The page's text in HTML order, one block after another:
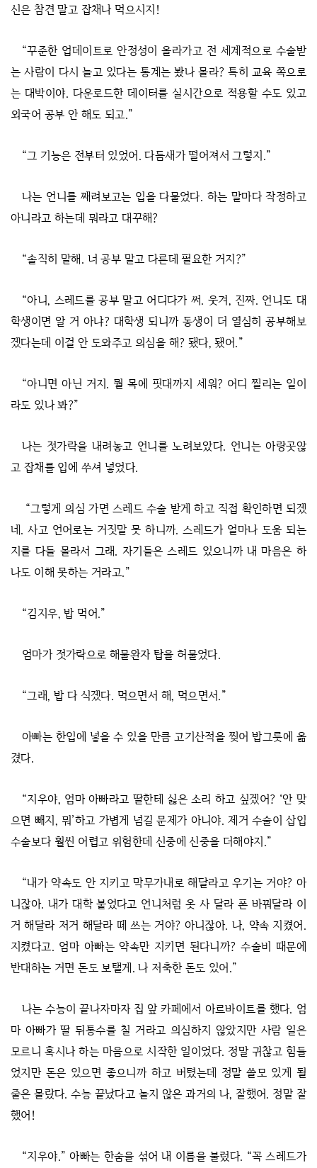
신은 참견 말고 잡채나 먹으시지!
“꾸준한 업데이트로 안정성이 올라가고 전 세계적으로 수술받
는 사람이 다시 늘고 있다는 통계는 봤나 몰라? 특히 교육 쪽으로
는 대박이야. 다운로드한 데이터를 실시간으로 적용할 수도 있고
외국어 공부 안 해도 되고.”
“그 기능은 전부터 있었어. 다듬새가 떨어져서 그렇지.”
나는 언니를 째려보고는 입을 다물었다. 하는 말마다 작정하고
아니라고 하는데 뭐라고 대꾸해?
“솔직히 말해. 너 공부 말고 다른데 필요한 거지?”
“아니, 스레드를 공부 말고 어디다가 써. 웃겨, 진짜. 언니도 대
학생이면 알 거 아냐? 대학생 되니까 동생이 더 열심히 공부해보
겠다는데 이걸 안 도와주고 의심을 해? 됐다, 됐어.”
“아니면 아닌 거지. 뭘 목에 핏대까지 세워? 어디 찔리는 일이
라도 있나 봐?”
나는 젓가락을 내려놓고 언니를 노려보았다. 언니는 아랑곳않
고 잡채를 입에 쑤셔 넣었다.
“그렇게 의심 가면 스레드 수술 받게 하고 직접 확인하면 되겠
네. 사고 언어로는 거짓말 못 하니까. 스레드가 얼마나 도움 되는
지를 다들 몰라서 그래. 자기들은 스레드 있으니까 내 마음은 하
나도 이해 못하는 거라고.”
“김지우, 밥 먹어.”
엄마가 젓가락으로 해물완자 탑을 허물었다.
“그래, 밥 다 식겠다. 먹으면서 해, 먹으면서.”
아빠는 한입에 넣을 수 있을 만큼 고기산적을 찢어 밥그릇에 옮
겼다.
“지우야, 엄마 아빠라고 딸한테 싫은 소리 하고 싶겠어? ‘안 맞
으면 빼지, 뭐’하고 가볍게 넘길 문제가 아니야. 제거 수술이 삽입
수술보다 훨씬 어렵고 위험한데 신중에 신중을 더해야지.”
“내가 약속도 안 지키고 막무가내로 해달라고 우기는 거야? 아
니잖아. 내가 대학 붙었다고 언니처럼 옷 사 달라 폰 바꿔달라 이
거 해달라 저거 해달라 떼 쓰는 거야? 아니잖아. 나, 약속 지켰어.
지켰다고. 엄마 아빠는 약속만 지키면 된다니까? 수술비 때문에
반대하는 거면 돈도 보탤게. 나 저축한 돈도 있어.”
나는 수능이 끝나자마자 집 앞 카페에서 아르바이트를 했다. 엄
마 아빠가 딸 뒤통수를 칠 거라고 의심하지 않았지만 사람 일은
모르니 혹시나 하는 마음으로 시작한 일이었다. 정말 귀찮고 힘들
었지만 돈은 있으면 좋으니까 하고 버텼는데 정말 쓸모 있게 될
줄은 몰랐다. 수능 끝났다고 놀지 않은 과거의 나, 잘했어. 정말 잘
했어!
“지우야.” 아빠는 한숨을 섞어 내 이름을 불렀다. “꼭 스레드가